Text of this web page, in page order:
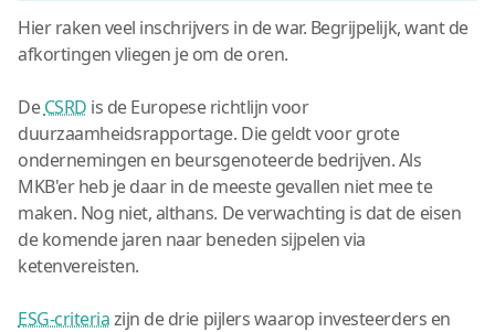
Hier raken veel inschrijvers in de war. Begrijpelijk, want de
afkortingen vliegen je om de oren.
DeCSRD is de Europese richtlijn voor
duurzaamheidsrapportage. Die geldt voor grote
ondernemingen en beursgenoteerde bedrijven. Als
MKB'er heb je daar in de meeste gevallen niet mee te
maken. Nog niet, althans. De verwachting is dat de eisen
de komende jaren naar beneden sijpelen via
ketenvereisten.
ESG-criteriazijn de drie pijlers waarop investeerders en